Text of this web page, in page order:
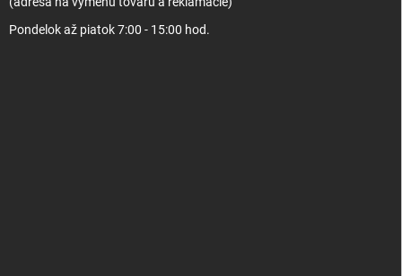
Pondelok až piatok 7:00 - 15:00 hod.